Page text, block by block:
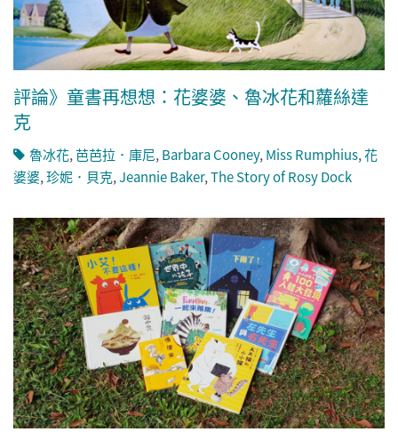
評論》童書再想想：花婆婆、魯冰花和蘿絲達
克
魯冰花,芭芭拉．庫尼,Barbara Cooney,Miss Rumphius,花
婆婆,珍妮．貝克,Jeannie Baker,The Story of Rosy Dock